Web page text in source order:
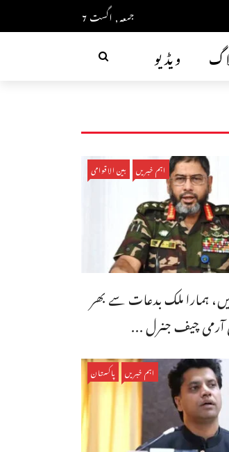
جمعہ, اگست 7
ویڈیو
اہم خبریں بین الاقوامی
ہمارا ملک بدعات سے بھر
آرمی چیف جنرل ...
اہم خبریں پاکستان